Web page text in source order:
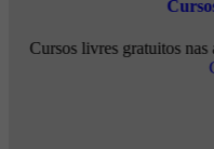
Cursos livres gratuitos nas